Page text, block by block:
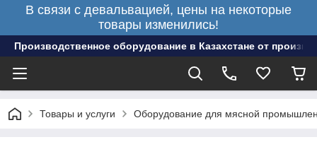
В связи с девальвацией, цены на некоторые
товары изменились!
Производственное оборудование в Казахстане от
Товары и услуги Оборудование для мясной